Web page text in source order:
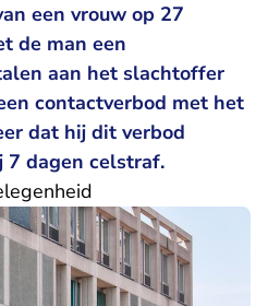
een vrouw op 27
de man een
aan het slachtoffer
contactverbod met het
dat hij dit verbod
dagen celstraf.